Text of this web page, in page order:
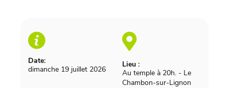
Date:
dimanche 19 juillet 2026
Lieu :
Au temple à 20h. - Le
Chambon-sur-Lignon